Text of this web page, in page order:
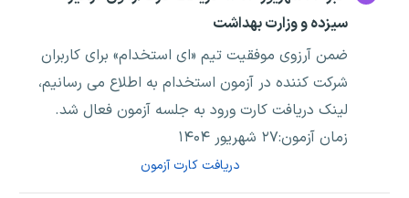
سیزده و وزارت بهداشت
ضمن آرزوی موفقیت تیم «ای استخدام» برای کاربران
شرکت کننده در آزمون استخدام به اطلاع می رسانیم،
لینک دریافت کارت ورود به جلسه آزمون فعال شد.
زمان آزمون:۲۷ شهریور ۱۴۰۴
دریافت کارت آزمون